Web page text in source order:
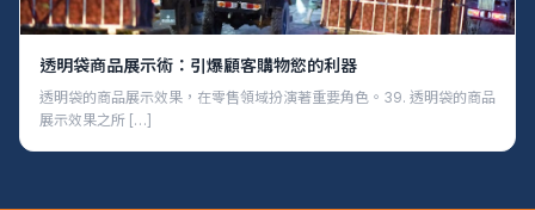
透明袋商品展示術：引爆顧客購物慾的利器
透明袋的商品展示效果，在零售領域扮演著重要角色。39. 透明袋的商品
展示效果之所 […]